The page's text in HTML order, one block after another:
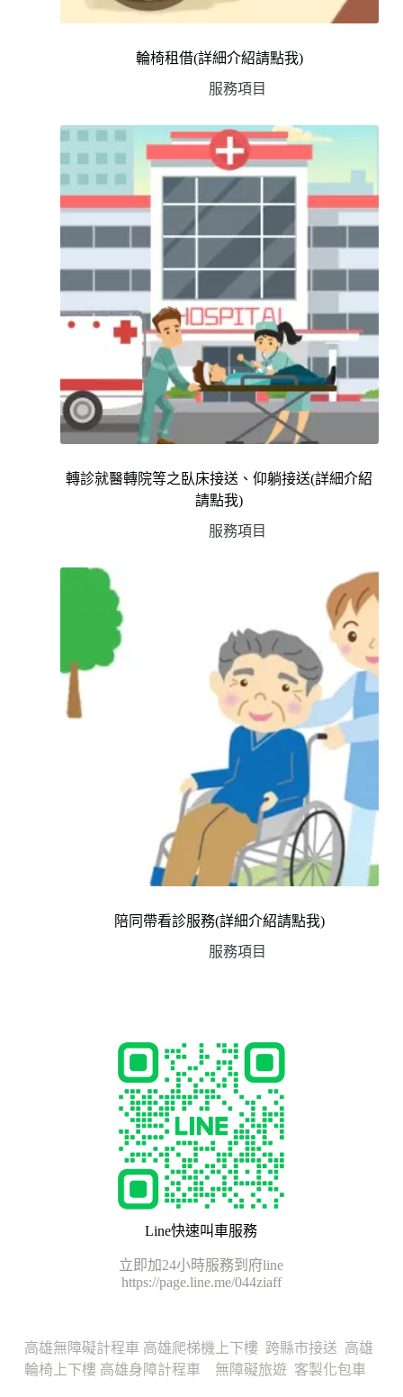
輪椅租借(詳細介紹請點我)
服務項目
轉診就醫轉院等之臥床接送、仰躺接送(詳細介紹
請點我)
服務項目
陪同帶看診服務(詳細介紹請點我)
服務項目
Line快速叫車服務
立即加24小時服務到府line
https://page.line.me/044ziaff
高雄無障礙計程車 高雄爬梯機上下樓 跨縣市接送 高雄
輪椅上下樓 高雄身障計程車 無障礙旅遊 客製化包車